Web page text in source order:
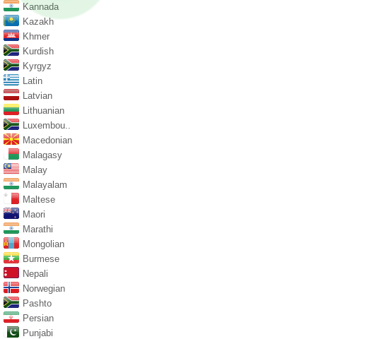
Kannada
Kazakh
Khmer
Kurdish
Kyrgyz
Latin
Latvian
Lithuanian
Luxembou..
Macedonian
Malagasy
Malay
Malayalam
Maltese
Maori
Marathi
Mongolian
Burmese
Nepali
Norwegian
Pashto
Persian
Punjabi